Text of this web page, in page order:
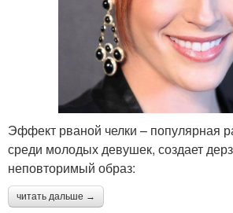
Эффект рваной челки – популярная
среди молодых девушек, создает
неповторимый образ:
читать дальше →